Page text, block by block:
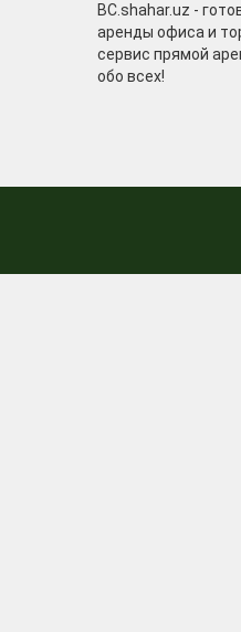
BC.shahar.uz -
аренды офиса и
сервис прямой
обо всех!